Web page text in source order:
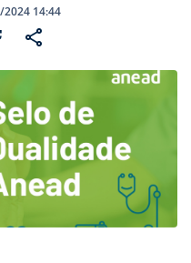
14:44